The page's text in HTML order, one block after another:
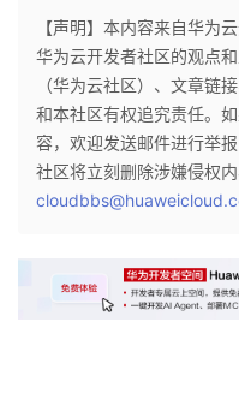
【声明】本内容来自华为
华为云开发者社区的观点
（华为云社区）、文章链
和本社区有权追究责任。
容，欢迎发送邮件进行举
社区将立刻删除涉嫌侵权内